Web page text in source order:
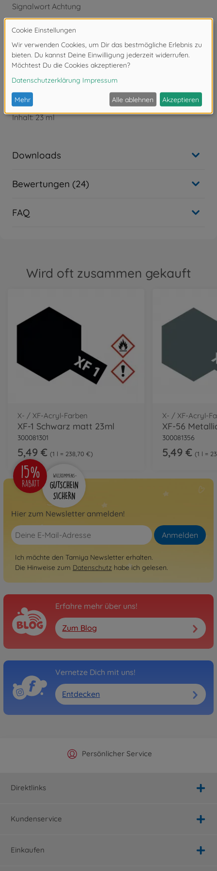
Signalwort Achtung
Gefahrenhinweise:
- H226 Flüssigkeit und Dampf entzündbar.
- H319 Verursacht schwere Augenreizung.
- H332 Gesundheitsschädlich bei Einatmen.
- H336 Kann Schläfrigkeit und Benommenheit
verursachen.
Tamiya XF-Acrylfarbe
XF-2 Weiss matt
Inhalt: 23 ml
Downloads
Bewertungen (24)
FAQ
Wird oft zusammen gekauft
X- / XF-Acryl-Farben
XF-1 Schwarz matt 23ml
300081301
5,49 € 1 l = 238,70 €
X- / XF-Acryl-
300081356
5,49 € 1 l =
Hier zum Newsletter anmelden!
Anmelden
Ich möchte den Tamiya Newsletter erhalten.
Die Hinweise zum Datenschutz habe ich gelesen.
Erfahre mehr über uns!
Zum Blog
Vernetze Dich mit uns!
Entdecken
Offizieller Hersteller Shop
Persönlicher Service
Versandkostenfrei ab 25€
Schnelle Lieferung
Direktlinks
Kundenservice
Einkaufen